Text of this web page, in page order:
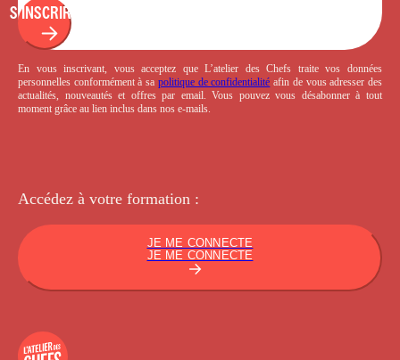
S'INSCRIRE
En vous inscrivant, vous acceptez que L’atelier des Chefs traite vos données
personnelles conformément à sa politique de confidentialité afin de vous adresser des
actualités, nouveautés et offres par email. Vous pouvez vous désabonner à tout
moment grâce au lien inclus dans nos e-mails.
Accédez à votre formation :
JE ME CONNECTE
JE ME CONNECTE